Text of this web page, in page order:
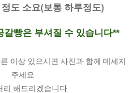
도 소요(보통 하루정도)
갈빵은 부셔질 수 있습니다**
이상 있으시면 사진과 함께 메세지
주세요
리 해드리겠습니다